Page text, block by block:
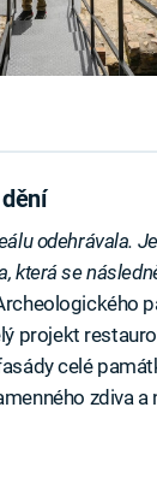
odehrávala.
která se
projekt
celé
zdiva a